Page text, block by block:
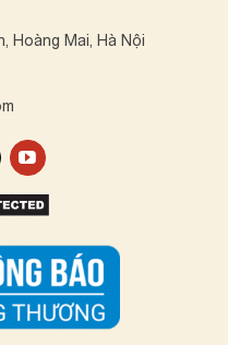
Hoàng Mai, Hà Nội